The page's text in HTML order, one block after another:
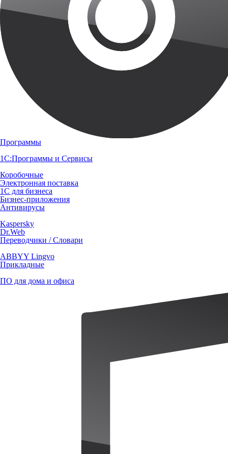
Программы
1С:Программы и Сервисы
Коробочные
Электронная поставка
1С для бизнеса
Бизнес-приложения
Антивирусы
Kaspersky
Dr.Web
Переводчики / Словари
ABBYY Lingvo
Прикладные
ПО для дома и офиса